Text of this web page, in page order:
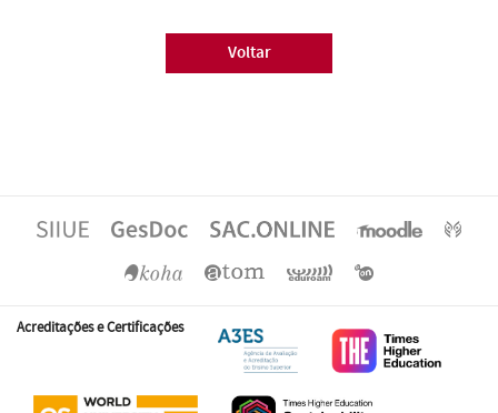
Voltar
Acreditações e Certificações